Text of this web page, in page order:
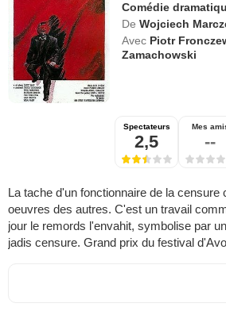
Comédie
De Wojciech
Avec Piotr
Zamachowski
Spectateurs
2,5
Mes
--
La tache d'un fonctionnaire de la censure
oeuvres des autres. C'est un travail
jour le remords l'envahit, symbolise par
jadis censure. Grand prix du festival